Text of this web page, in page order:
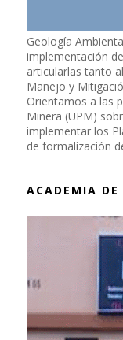
Geología
implementación
articularlas tanto
Manejo y
Orientamos a las
Minera (UPM)
implementar los
de formalización
ACADEMIA DE